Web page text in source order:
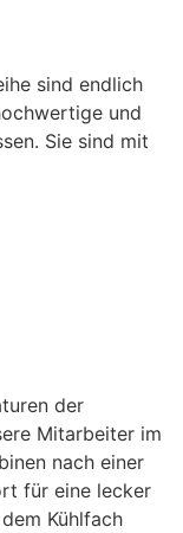
sind endlich
und
Sie sind mit
der
Mitarbeiter im
nach einer
für eine lecker
Kühlfach